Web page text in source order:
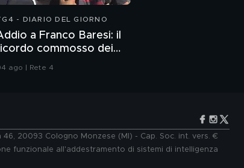
- DIARIO DEL GIORNO
a Franco Baresi: il
commosso dei
ago | Rete 4
46, 20093 Cologno Monzese (MI) - Cap. Soc. int. vers. €
funzionale all'addestramento di sistemi di intelligenza